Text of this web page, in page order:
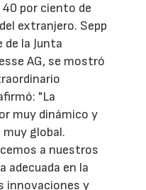
40 por ciento de
extranjero. Sepp
de la Junta
AG, se mostró
"La
muy dinámico y
muy global.
a nuestros
adecuada en la
innovaciones y